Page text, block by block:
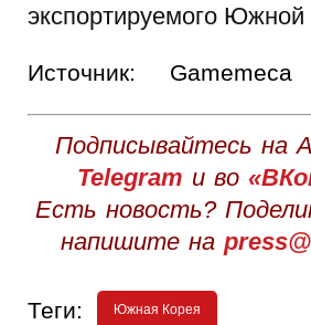
экспортируемого Южной
Источник: Gamemeca
Подписывайтесь на
Telegram и во
Есть новость?
напишите на
Теги: Южная Корея